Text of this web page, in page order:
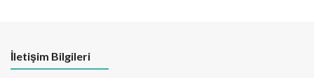
İletişim Bilgileri